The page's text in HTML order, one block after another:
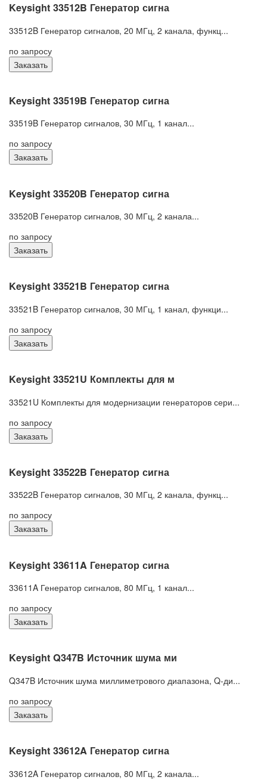
Keysight 33512B Генератор сигна
33512B Генератор сигналов, 20 МГц, 2 канала, функц...
по запросу
Заказать
Keysight 33519B Генератор сигна
33519B Генератор сигналов, 30 МГц, 1 канал...
по запросу
Заказать
Keysight 33520B Генератор сигна
33520B Генератор сигналов, 30 МГц, 2 канала...
по запросу
Заказать
Keysight 33521B Генератор сигна
33521B Генератор сигналов, 30 МГц, 1 канал, функци...
по запросу
Заказать
Keysight 33521U Комплекты для м
33521U Комплекты для модернизации генераторов сери...
по запросу
Заказать
Keysight 33522B Генератор сигна
33522B Генератор сигналов, 30 МГц, 2 канала, функц...
по запросу
Заказать
Keysight 33611A Генератор сигна
33611A Генератор сигналов, 80 МГц, 1 канал...
по запросу
Заказать
Keysight Q347B Источник шума ми
Q347B Источник шума миллиметрового диапазона, Q-ди...
по запросу
Заказать
Keysight 33612A Генератор сигна
33612A Генератор сигналов, 80 МГц, 2 канала...